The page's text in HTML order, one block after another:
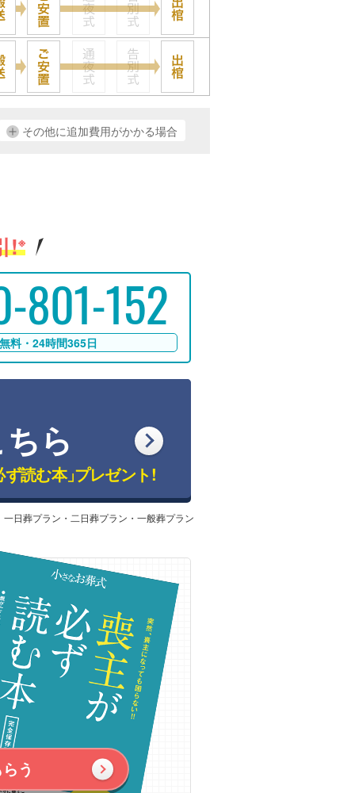
その他に追加費用がかかる場合
!※
801-152
料・24時間365日
ら
読む本」プレゼント!
一日葬プラン・二日葬プラン・一般葬プラン
う